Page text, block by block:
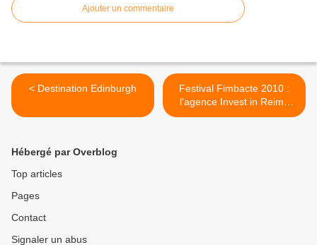
Ajouter un commentaire
< Destination Edinburgh
Festival Fimbacte 2010 :
l'agence Invest in Reims
récompensée >
Hébergé par Overblog
Top articles
Pages
Contact
Signaler un abus